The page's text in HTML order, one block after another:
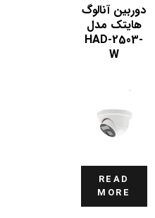
دوربین آنالوگ
هایتک مدل
HAD-2503-
W
READ
MORE